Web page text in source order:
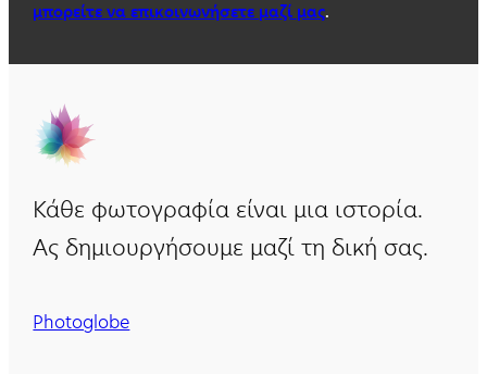
μπορείτε να επικοινωνήσετε μαζί μας.
Κάθε φωτογραφία είναι μια ιστορία.
Ας δημιουργήσουμε μαζί τη δική σας.
Photoglobe